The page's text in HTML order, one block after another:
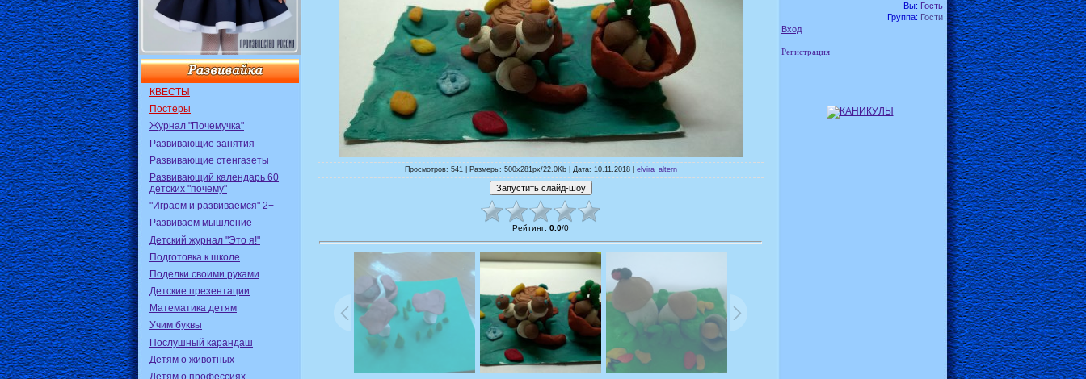
КВЕСТЫ
Постеры
Журнал "Почемучка"
Развивающие занятия
Развивающие стенгазеты
Развивающий календарь 60
детских "почему"
"Играем и развиваемся" 2+
Развиваем мышление
Детский журнал "Это я!"
Подготовка к школе
Поделки своими руками
Детские презентации
Математика детям
Учим буквы
Послушный карандаш
Детям о животных
Детям о профессиях
Просмотров: 541 | Размеры: 500x281px/22.0Kb | Дата: 10.11.2018 | elvira_altern
Рейтинг: 0.0/0
Вы: Гость
Группа: Гости
Вход
Регистрация